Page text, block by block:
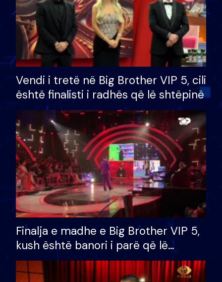
Vendi i tretë në Big Brother VIP 5, cili
është finalisti i radhës që lë shtëpinë
Finalja e madhe e Big Brother VIP 5,
kush është banori i parë që lë
shtëpinë dhe humb mundësinë për
të fituar çmimin e madh